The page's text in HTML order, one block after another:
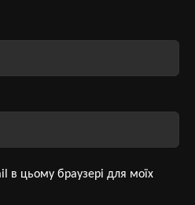
в цьому браузері для моїх